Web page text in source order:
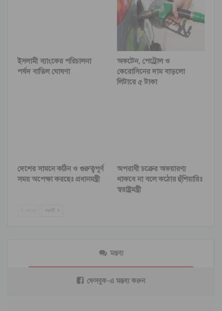
ইসলামী ব্যাংকের পরিচালনা
পর্ষদ বাতিল ঘোষণা
অকটেন, পেট্রোল ও
কেরোসিনের দাম বাড়লো
লিটারে ৫ টাকা
দেশের সামনে কঠিন ও গুরুত্বপূর্ণ
সময় অপেক্ষা করছেঃ প্রধানমন্ত্রী
অপরাধী চক্রের অভয়ারণ্য
থাকবে না বলে কঠোর হুঁশিয়ারিঃ
স্বরাষ্ট্রমন্ত্রী
পরবর্তী
মন্তব্য
ফেসবুক-এ মন্তব্য করুন